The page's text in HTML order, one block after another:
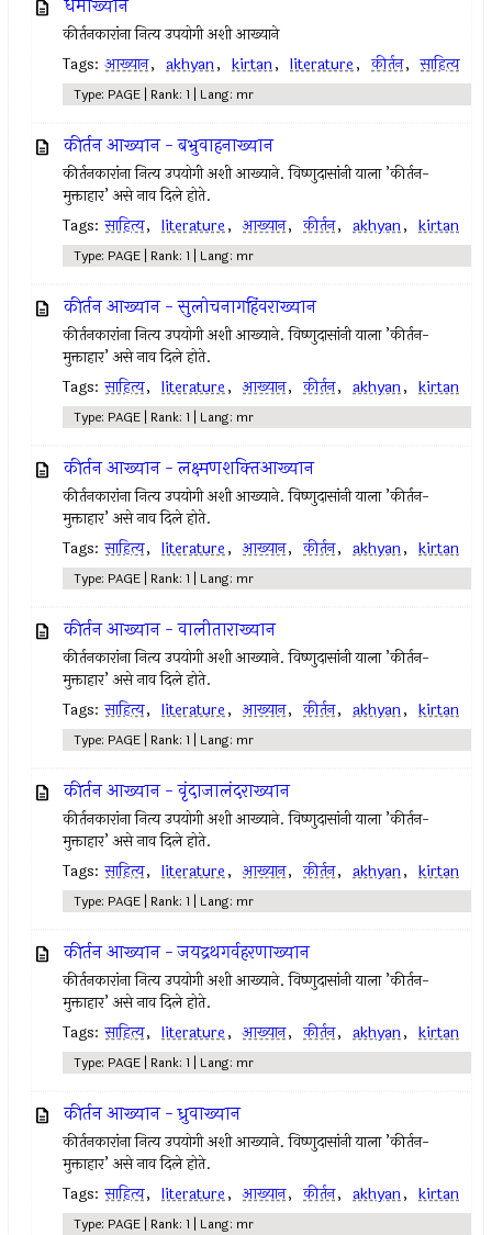
धर्माख्यान
कीर्तनकारांना नित्य उपयोगी अशी आख्याने
Tags: आख्यान, akhyan, kirtan, literature, कीर्तन, साहित्य
Type: PAGE | Rank: 1 | Lang: mr
कीर्तन आख्यान - बभ्रुवाहनाख्यान
कीर्तनकारांना नित्य उपयोगी अशी आख्याने. विष्णुदासांनी याला ’कीर्तन-
मुक्ताहार’ असे नाव दिले होते.
Tags: साहित्य, literature, आख्यान, कीर्तन, akhyan, kirtan
Type: PAGE | Rank: 1 | Lang: mr
कीर्तन आख्यान - सुलोचनागहिंवराख्यान
कीर्तनकारांना नित्य उपयोगी अशी आख्याने. विष्णुदासांनी याला ’कीर्तन-
मुक्ताहार’ असे नाव दिले होते.
Tags: साहित्य, literature, आख्यान, कीर्तन, akhyan, kirtan
Type: PAGE | Rank: 1 | Lang: mr
कीर्तन आख्यान - लक्ष्मणशक्‍तिआख्यान
कीर्तनकारांना नित्य उपयोगी अशी आख्याने. विष्णुदासांनी याला ’कीर्तन-
मुक्ताहार’ असे नाव दिले होते.
Tags: साहित्य, literature, आख्यान, कीर्तन, akhyan, kirtan
Type: PAGE | Rank: 1 | Lang: mr
कीर्तन आख्यान - वालीताराख्यान
कीर्तनकारांना नित्य उपयोगी अशी आख्याने. विष्णुदासांनी याला ’कीर्तन-
मुक्ताहार’ असे नाव दिले होते.
Tags: साहित्य, literature, आख्यान, कीर्तन, akhyan, kirtan
Type: PAGE | Rank: 1 | Lang: mr
कीर्तन आख्यान - वृंदाजालंदराख्यान
कीर्तनकारांना नित्य उपयोगी अशी आख्याने. विष्णुदासांनी याला ’कीर्तन-
मुक्ताहार’ असे नाव दिले होते.
Tags: साहित्य, literature, आख्यान, कीर्तन, akhyan, kirtan
Type: PAGE | Rank: 1 | Lang: mr
कीर्तन आख्यान - जयद्रथगर्वहरणाख्यान
कीर्तनकारांना नित्य उपयोगी अशी आख्याने. विष्णुदासांनी याला ’कीर्तन-
मुक्ताहार’ असे नाव दिले होते.
Tags: साहित्य, literature, आख्यान, कीर्तन, akhyan, kirtan
Type: PAGE | Rank: 1 | Lang: mr
कीर्तन आख्यान - ध्रुवाख्यान
कीर्तनकारांना नित्य उपयोगी अशी आख्याने. विष्णुदासांनी याला ’कीर्तन-
मुक्ताहार’ असे नाव दिले होते.
Tags: साहित्य, literature, आख्यान, कीर्तन, akhyan, kirtan
Type: PAGE | Rank: 1 | Lang: mr